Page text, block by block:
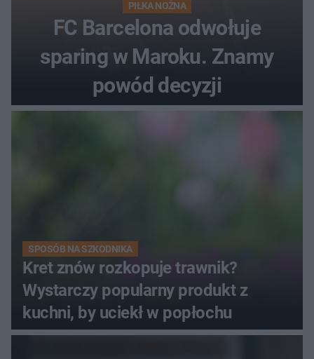
PIŁKA NOŻNA
FC Barcelona odwołuje
sparing w Maroku. Znamy
powód decyzji
SPOSÓB NA SZKODNIKA
Kret znów rozkopuje trawnik?
Wystarczy popularny produkt z
kuchni, by uciekł w popłochu